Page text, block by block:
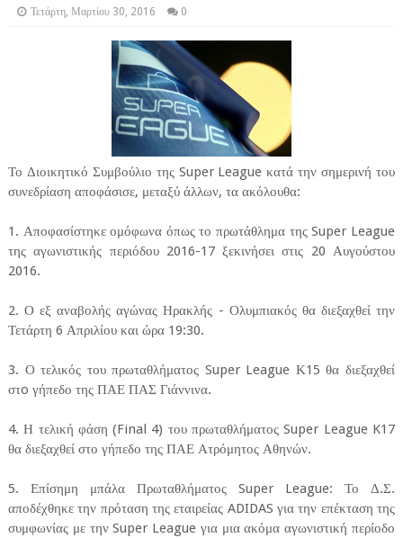
Τετάρτη, Μαρτίου 30, 2016 0
Το Διοικητικό Συμβούλιο της Super League κατά την σημερινή του
συνεδρίαση αποφάσισε, μεταξύ άλλων, τα ακόλουθα:
1. Αποφασίστηκε ομόφωνα όπως το πρωτάθλημα της Super League
της αγωνιστικής περιόδου 2016-17 ξεκινήσει στις 20 Αυγούστου
2016.
2. Ο εξ αναβολής αγώνας Ηρακλής - Ολυμπιακός θα διεξαχθεί την
Τετάρτη 6 Απριλίου και ώρα 19:30.
3. Ο τελικός του πρωταθλήματος Super League Κ15 θα διεξαχθεί
στo γήπεδο της ΠΑΕ ΠΑΣ Γιάννινα.
4. Η τελική φάση (Final 4) του πρωταθλήματος Super League K17
θα διεξαχθεί στο γήπεδο της ΠΑΕ Ατρόμητος Αθηνών.
5. Επίσημη μπάλα Πρωταθλήματος Super League: Το Δ.Σ.
αποδέχθηκε την πρόταση της εταιρείας ADIDAS για την επέκταση της
συμφωνίας με την Super League για μια ακόμα αγωνιστική περίοδο